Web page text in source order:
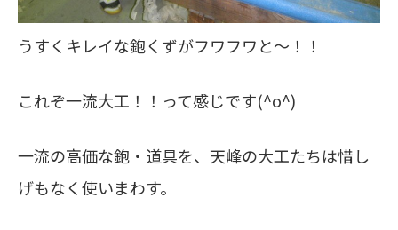
うすくキレイな鉋くずがフワフワと～！！
これぞ一流大工！！って感じです(^o^)
一流の高価な鉋・道具を、天峰の大工たちは惜し
げもなく使いまわす。